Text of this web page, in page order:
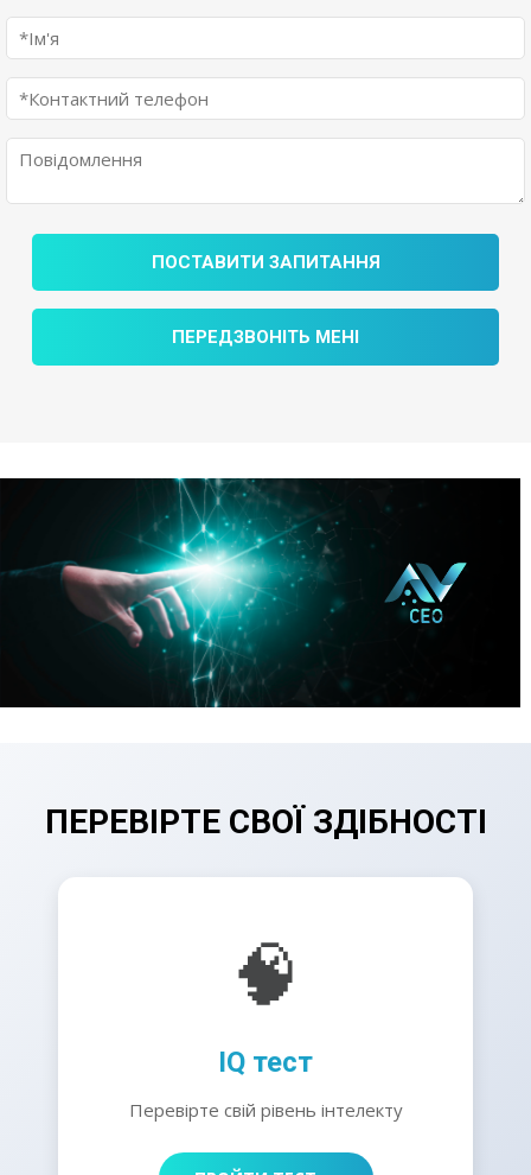
ПОСТАВИТИ ЗАПИТАННЯ
ПЕРЕДЗВОНІТЬ МЕНІ
ПЕРЕВІРТЕ СВОЇ ЗДІБНОСТІ
🧠
IQ тест
Перевірте свій рівень інтелекту